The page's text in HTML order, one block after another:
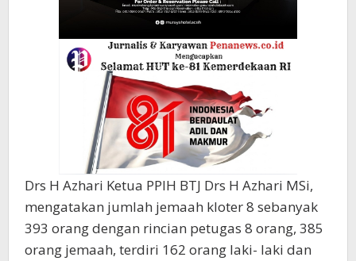
Drs H Azhari Ketua PPIH BTJ Drs H Azhari MSi,
mengatakan jumlah jemaah kloter 8 sebanyak
393 orang dengan rincian petugas 8 orang, 385
orang jemaah, terdiri 162 orang laki- laki dan